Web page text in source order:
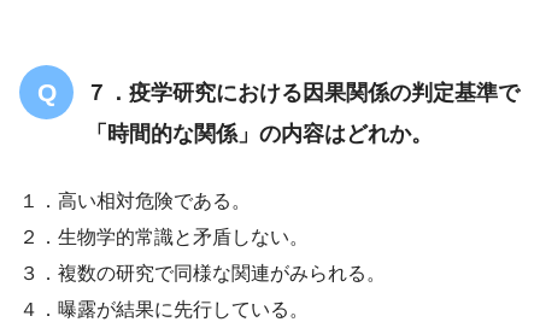
７．疫学研究における因果関係の判定基準で
「時間的な関係」の内容はどれか。
１．高い相対危険である。
２．生物学的常識と矛盾しない。
３．複数の研究で同様な関連がみられる。
４．曝露が結果に先行している。